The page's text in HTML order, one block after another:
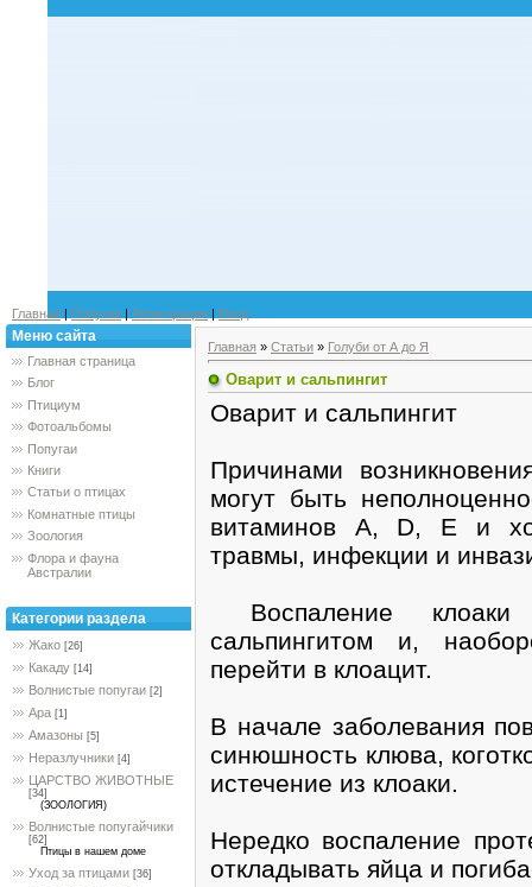
Главная | Попугаи | Регистрация | Вход
Меню сайта
Главная страница
Блог
Птициум
Фотоальбомы
Попугаи
Книги
Статьи о птицах
Комнатные птицы
Зоология
Флора и фауна
Австралии
Категории раздела
Жако [26]
Какаду [14]
Волнистые попугаи [2]
Ара [1]
Амазоны [5]
Неразлучники [4]
ЦАРСТВО ЖИВОТНЫЕ
[34]
(ЗООЛОГИЯ)
Волнистые попугайчики
[62]
Птицы в нашем доме
Уход за птицами [36]
Главная » Статьи » Голуби от А до Я
Оварит и сальпингит
Оварит и сальпингит
Причинами
могут быть
витаминов A, D, Е и
травмы, инфекции и
Воспаление клоаки
сальпингитом и,
перейти в клоацит.
В начале заболевания
синюшность клюва,
истечение из клоаки.
Нередко воспаление
откладывать яйца и